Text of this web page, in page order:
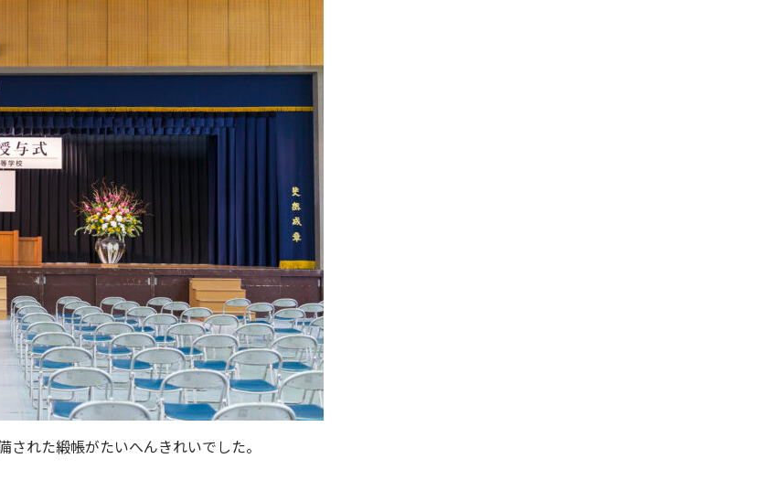
れた緞帳がたいへんきれいでした。